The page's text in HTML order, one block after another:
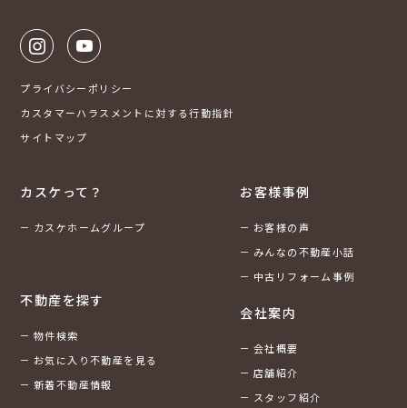
プライバシーポリシー
カスタマーハラスメントに対する行動指針
サイトマップ
カスケって？
カスケホームグループ
不動産を探す
物件検索
お気に入り不動産を見る
新着不動産情報
お客様事例
お客様の声
みんなの不動産小話
中古リフォーム事例
会社案内
会社概要
店舗紹介
スタッフ紹介